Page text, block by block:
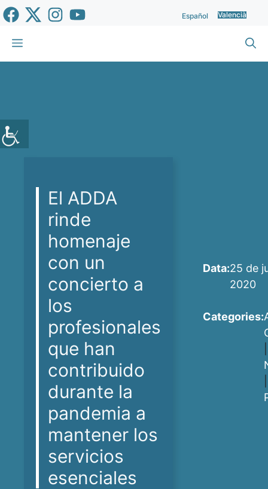
Vés
al
contingut
Español Valencià
Menu
El ADDA
rinde
homenaje
con un
concierto a
los
profesionales
que han
contribuido
durante la
pandemia a
mantener los
servicios
esenciales
Data:25 de
2020
Categories: